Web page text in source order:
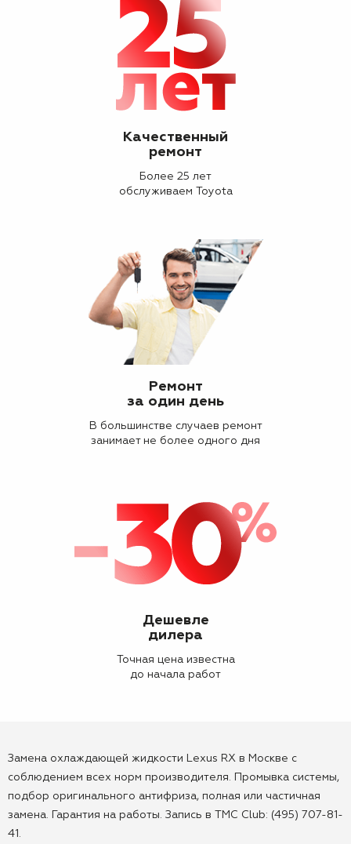
Качественный
ремонт
Более 25 лет
обслуживаем Toyota
Ремонт
за один день
В большинстве случаев ремонт
занимает не более одного дня
Дешевле
дилера
Точная цена известна
до начала работ
Замена охлаждающей жидкости Lexus RX в Москве с
соблюдением всех норм производителя. Промывка системы,
подбор оригинального антифриза, полная или частичная
замена. Гарантия на работы. Запись в TMC Club: (495) 707-81-
41.